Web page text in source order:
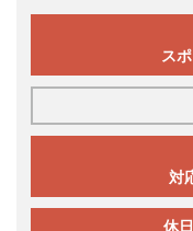
ス
対
休